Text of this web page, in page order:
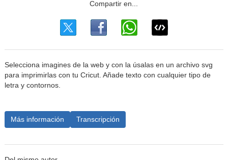
Selecciona imagines de la web y con la úsalas en un archivo svg
para imprimirlas con tu Cricut. Añade texto con cualquier tipo de
letra y contornos.
Más información Transcripción